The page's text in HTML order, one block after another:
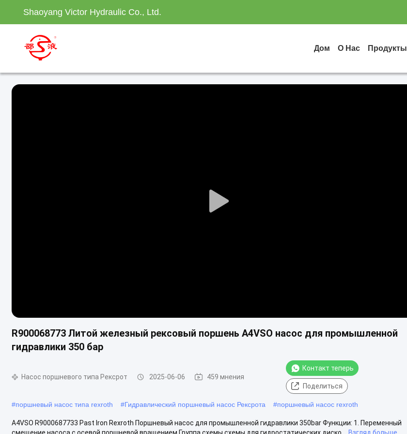
Shaoyang Victor Hydraulic Co., Ltd.
Дом О Нас Продукты
Play
R900068773 Литой железный рексовый поршень A4VSO насос для промышленной
гидравлики 350 бар
Насос поршневого типа Рексрот 2025-06-06 459 мнения
Контакт теперь
Поделиться
#поршневый насос типа rexroth #Гидравлический поршневый насос Рексрота #поршневый насос rexroth
A4VSO R9000687733 Past Iron Rexroth Поршневый насос для промышленной гидравлики 350bar Функции: 1. Переменный
смещение насоса с осевой поршневой вращением Группа схемы схемы для гидростатических диско...
Взгляд больше